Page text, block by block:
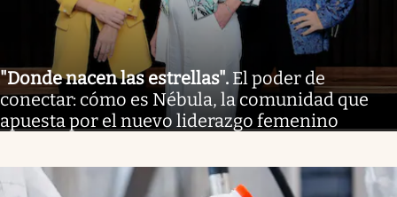
"Donde nacen las estrellas". El poder de
conectar: cómo es Nébula, la comunidad que
apuesta por el nuevo liderazgo femenino